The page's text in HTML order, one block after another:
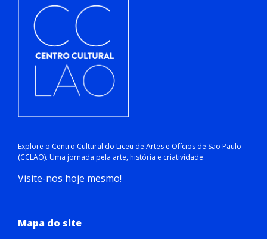
Explore o Centro Cultural do Liceu de Artes e Ofícios de São Paulo
(CCLAO). Uma jornada pela arte, história e criatividade.
Visite-nos hoje mesmo!
Mapa do site